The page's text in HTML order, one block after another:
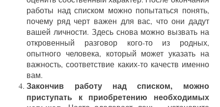
работы над списком можно попытаться понять,
почему ряд черт важен для вас, что они дадут
вашей личности. Здесь снова можно вызвать на
откровенный разговор кого-то из родных,
опытного человека, который может указать на
важность, соответствие каких-то качеств именно
вам.
Закончив работу над списком, можно
приступать к приобретению необходимых